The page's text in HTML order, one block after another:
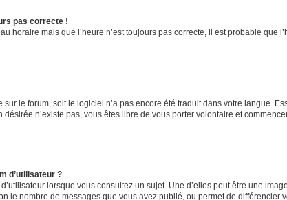
pas correcte !
horaire mais que l’heure n’est toujours pas correcte, il est probable
le forum, soit le logiciel n’a pas encore été traduit dans votre langue.
n’existe pas, vous êtes libre de vous porter volontaire et
d’utilisateur ?
lorsque vous consultez un sujet. Une d’elles peut être une
le nombre de messages que vous avez publié, ou permet de différencier